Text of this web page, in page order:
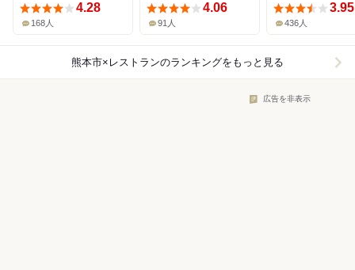
4.28
168人
4.06
91人
3.95
436人
熊本市×レストランのランキングをもっと見る
広告を非表示